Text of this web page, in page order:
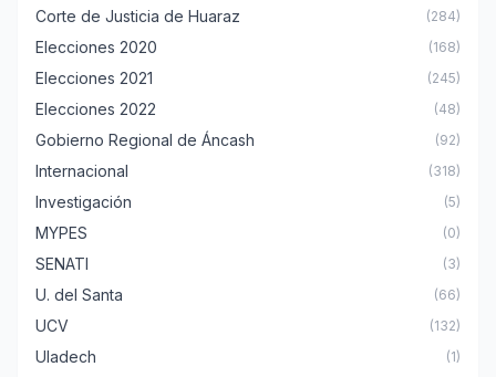
Corte de Justicia de Huaraz (284)
Elecciones 2020 (168)
Elecciones 2021 (245)
Elecciones 2022 (48)
Gobierno Regional de Áncash (92)
Internacional (318)
Investigación (5)
MYPES (0)
SENATI (3)
U. del Santa (66)
UCV (132)
Uladech (1)